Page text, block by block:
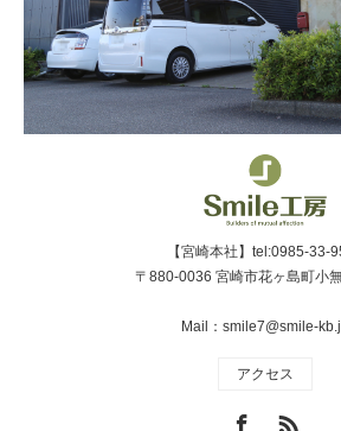
【宮崎本社】tel:0985-33-
〒880-0036 宮崎市花ヶ島町小
Mail：smile7@smile-
アクセス